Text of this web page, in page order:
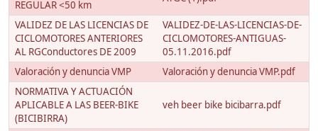
REGULAR <50 km
VALIDEZ DE LAS LICENCIAS DE
CICLOMOTORES ANTERIORES
AL RGConductores DE 2009
VALIDEZ-DE-LAS-LICENCIAS-DE-
CICLOMOTORES-ANTIGUAS-
05.11.2016.pdf
Valoración y denuncia VMP
Valoración y denuncia VMP.pdf
NORMATIVA Y ACTUACIÓN
APLICABLE A LAS BEER-BIKE
(BICIBIRRA)
veh beer bike bicibarra.pdf